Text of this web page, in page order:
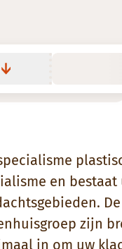
en
zijn
in om uw